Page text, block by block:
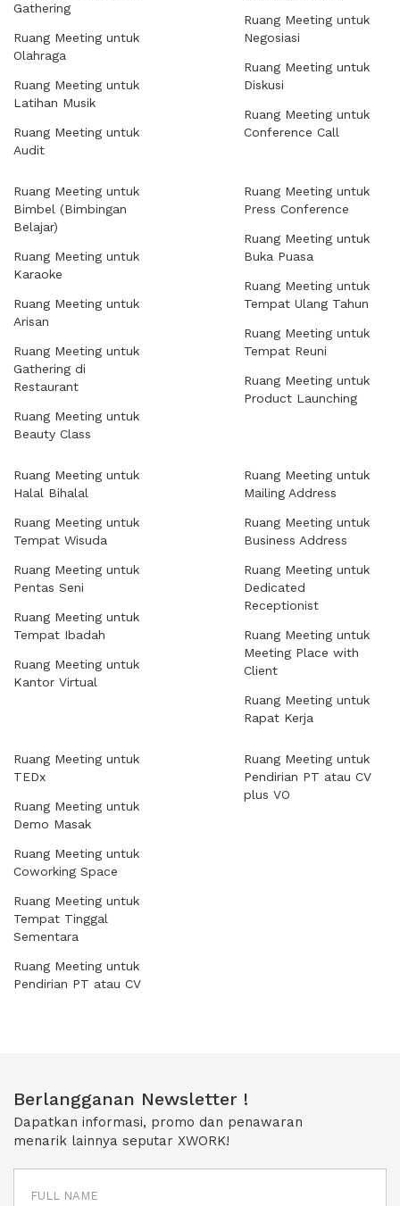
Gathering
Ruang Meeting untuk
Olahraga
Ruang Meeting untuk
Latihan Musik
Ruang Meeting untuk
Audit
Ruang Meeting untuk
Negosiasi
Ruang Meeting untuk
Diskusi
Ruang Meeting untuk
Conference Call
Ruang Meeting untuk
Bimbel (Bimbingan
Belajar)
Ruang Meeting untuk
Karaoke
Ruang Meeting untuk
Arisan
Ruang Meeting untuk
Gathering di
Restaurant
Ruang Meeting untuk
Beauty Class
Ruang Meeting untuk
Press Conference
Ruang Meeting untuk
Buka Puasa
Ruang Meeting untuk
Tempat Ulang Tahun
Ruang Meeting untuk
Tempat Reuni
Ruang Meeting untuk
Product Launching
Ruang Meeting untuk
Halal Bihalal
Ruang Meeting untuk
Tempat Wisuda
Ruang Meeting untuk
Pentas Seni
Ruang Meeting untuk
Tempat Ibadah
Ruang Meeting untuk
Kantor Virtual
Ruang Meeting untuk
Mailing Address
Ruang Meeting untuk
Business Address
Ruang Meeting untuk
Dedicated
Receptionist
Ruang Meeting untuk
Meeting Place with
Client
Ruang Meeting untuk
Rapat Kerja
Ruang Meeting untuk
TEDx
Ruang Meeting untuk
Demo Masak
Ruang Meeting untuk
Coworking Space
Ruang Meeting untuk
Tempat Tinggal
Sementara
Ruang Meeting untuk
Pendirian PT atau CV
Ruang Meeting untuk
Pendirian PT atau CV
plus VO
Berlangganan Newsletter !
Dapatkan informasi, promo dan penawaran
menarik lainnya seputar XWORK!